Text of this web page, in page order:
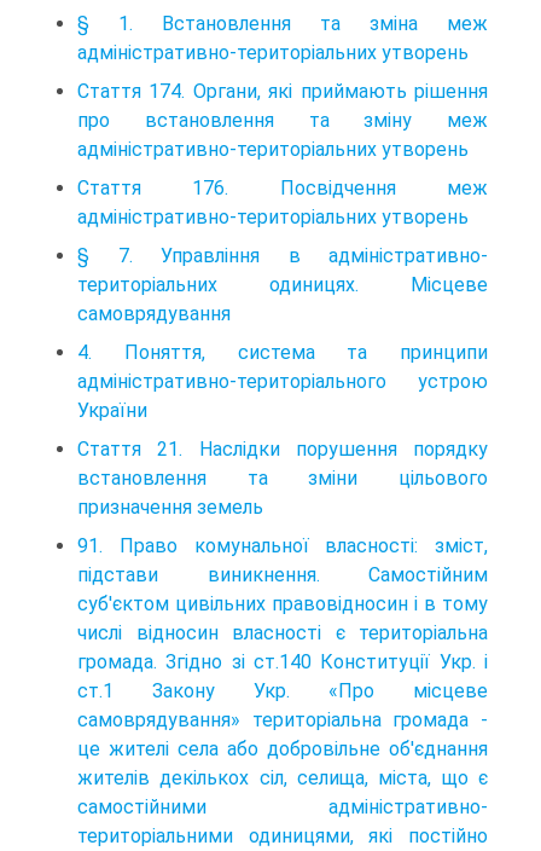
§ 1. Встановлення та зміна меж
адміністративно-територіальних утворень
Стаття 174. Органи, які приймають рішення
про встановлення та зміну меж
адміністративно-територіальних утворень
Стаття 176. Посвідчення меж
адміністративно-територіальних утворень
§ 7. Управління в адміністративно-
територіальних одиницях. Місцеве
самоврядування
4. Поняття, система та принципи
адміністративно-територіального устрою
України
Стаття 21. Наслідки порушення порядку
встановлення та зміни цільового
призначення земель
91. Право комунальної власності: зміст,
підстави виникнення. Самостійним
суб'єктом цивільних правовідносин і в тому
числі відносин власності є територіальна
громада. Згідно зі ст.140 Конституції Укр. і
ст.1 Закону Укр. «Про місцеве
самоврядування» територіальна громада -
це жителі села або добровільне об'єднання
жителів декількох сіл, селища, міста, що є
самостійними адміністративно-
територіальними одиницями, які постійно